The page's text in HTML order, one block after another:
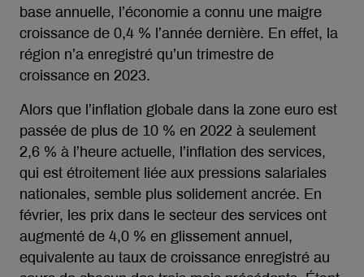
base annuelle, l’économie a connu une maigre
croissance de 0,4 % l’année dernière. En effet, la
région n’a enregistré qu’un trimestre de
croissance en 2023.
Alors que l’inflation globale dans la zone euro est
passée de plus de 10 % en 2022 à seulement
2,6 % à l’heure actuelle, l’inflation des services,
qui est étroitement liée aux pressions salariales
nationales, semble plus solidement ancrée. En
février, les prix dans le secteur des services ont
augmenté de 4,0 % en glissement annuel,
equivalente au taux de croissance enregistré au